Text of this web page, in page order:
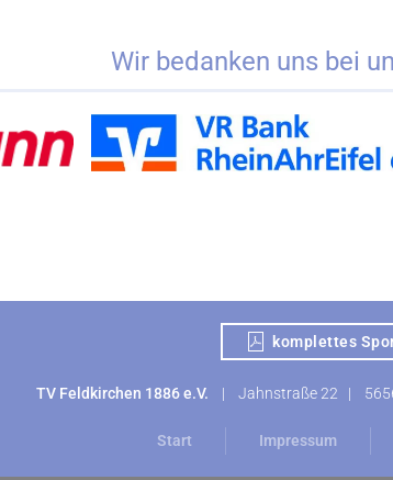
Wir bedanken uns bei
komplettes
TV Feldkirchen 1886 e.V. | Jahnstraße 22 |
Start Impressum